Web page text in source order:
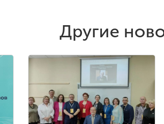
Другие